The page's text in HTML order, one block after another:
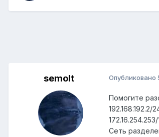
semolt Опубликовано
Помогите
Сеть